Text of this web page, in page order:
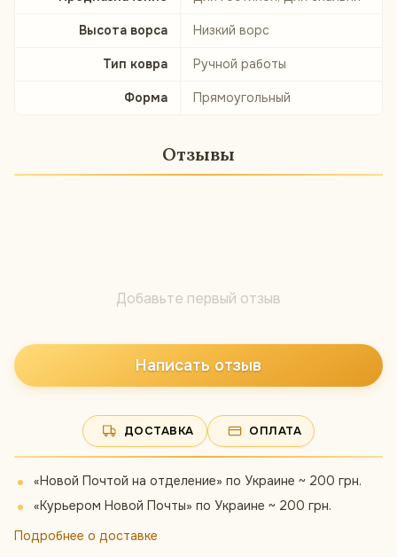
Высота ворса Низкий ворс
Тип ковра Ручной работы
Форма Прямоугольный
Отзывы
Добавьте первый отзыв
Написать отзыв
ДОСТАВКА ОПЛАТА
«Новой Почтой на отделение» по Украине ~ 200 грн.
«Курьером Новой Почты» по Украине ~ 200 грн.
Подробнее о доставке